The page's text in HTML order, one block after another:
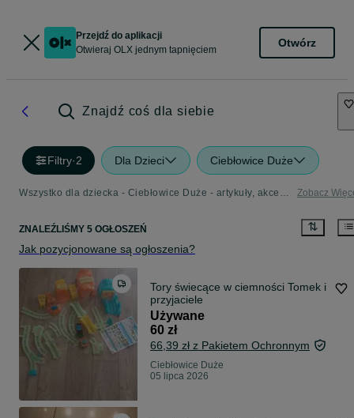
Przejdź do aplikacji
Otwieraj OLX jednym tapnięciem
Otwórz
Znajdź coś dla siebie
Filtry·2 Dla Dzieci Ciebłowice Duże
Wszystko dla dziecka - Ciebłowice Duże - artykuły, akcesoria i zabawki dla dzieci w Twojej okolicy Zobacz
ZNALEŹLIŚMY 5 OGŁOSZEŃ
Jak pozycjonowane są ogłoszenia?
Tory świecące w ciemności Tomek i
przyjaciele
Używane
60 zł
66,39 zł z Pakietem Ochronnym
Ciebłowice Duże
05 lipca 2026